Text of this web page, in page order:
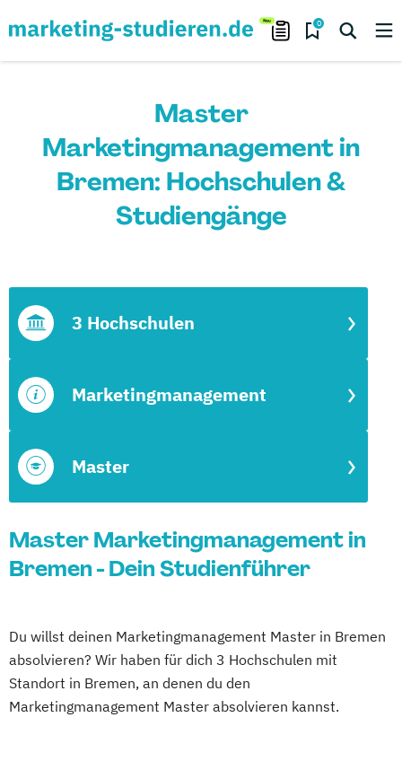
0
Master
Marketingmanagement in
Bremen: Hochschulen &
Studiengänge
Master
Marketingmanagement
3 Hochschulen
Master Marketingmanagement in
Bremen - Dein Studienführer
Du willst deinen Marketingmanagement Master in Bremen
absolvieren? Wir haben für dich 3 Hochschulen mit
Standort in Bremen, an denen du den
Marketingmanagement Master absolvieren kannst.